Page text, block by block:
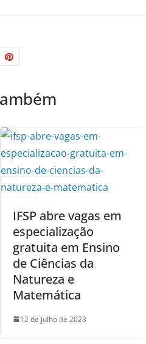
IFSP abre vagas em
especialização
gratuita em Ensino
de Ciências da
Natureza e
Matemática
12 de julho de 2023